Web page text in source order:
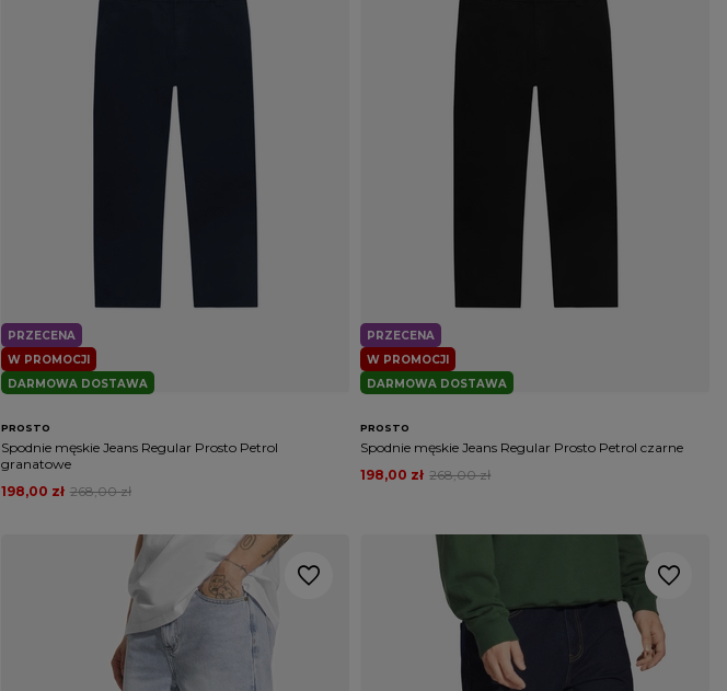
W PROMOCJI
PRZECENA
DARMOWA DOSTAWA
PROSTO
Spodnie męskie Jeans Regular Prosto Petrol
granatowe
268,00 zł
198,00 zł
W PROMOCJI
PRZECENA
DARMOWA DOSTAWA
PROSTO
Spodnie męskie Jeans Regular Prosto Petrol czarne
268,00 zł
198,00 zł